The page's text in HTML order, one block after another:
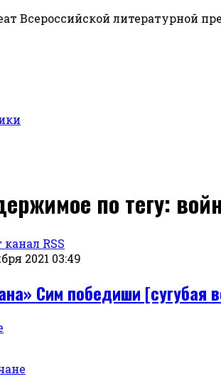
Всероссийской литературной
по тегу:
RSS
2021 03:49
Сим победиши [сугубая